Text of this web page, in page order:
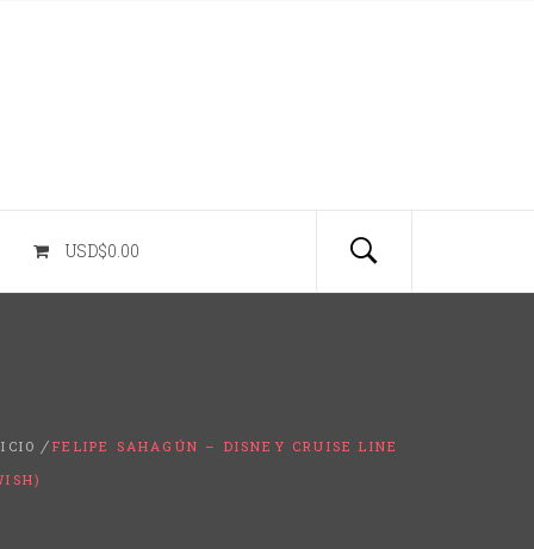
USD$0.00
FELIPE SAHAGÚN – DISNEY CRUISE LINE